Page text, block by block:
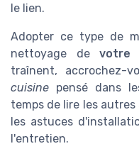
le lien.
Adopter ce type de
nettoyage devotre
traînent, accrochez-
cuisine pensé dans
temps de lire les
les astuces
l'entretien.